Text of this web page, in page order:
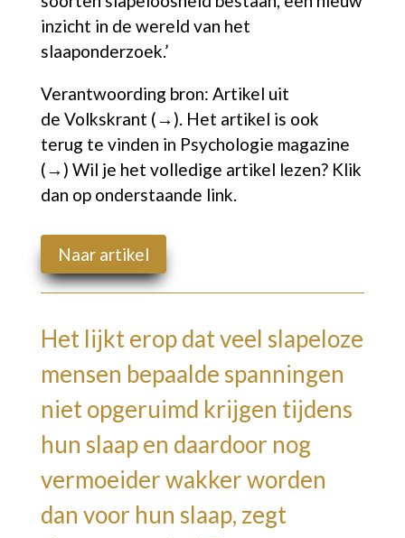
inzicht in de wereld van het
slaaponderzoek.’
Verantwoording bron: Artikel uit
de Volkskrant (→). Het artikel is ook
terug te vinden in Psychologie magazine
(→) Wil je het volledige artikel lezen? Klik
dan op onderstaande link.
Naar artikel
Het lijkt erop dat veel slapeloze
mensen bepaalde spanningen
niet opgeruimd krijgen tijdens
hun slaap en daardoor nog
vermoeider wakker worden
dan voor hun slaap, zegt